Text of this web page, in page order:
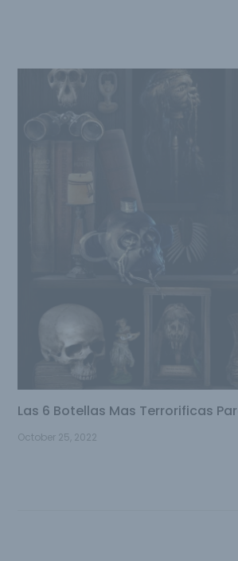
Las 6 Botellas Mas Terrorificas
October 25, 2022